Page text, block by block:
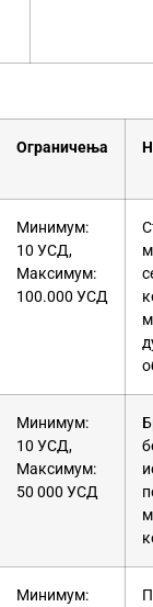
Ограничења
Минимум:
10 УСД,
Максимум:
100.000 УСД
Минимум:
10 УСД,
Максимум:
50 000 УСД
Минимум: